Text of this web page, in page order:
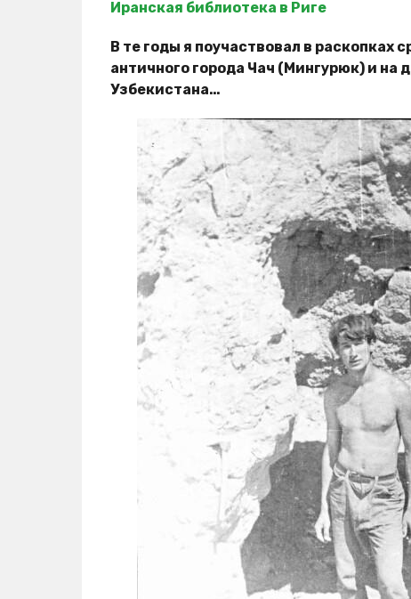
Иранская библиотека в Риге
В те годы я поучаствовал в раскопках
античного города Чач (Мингурюк) и на
Узбекистана…